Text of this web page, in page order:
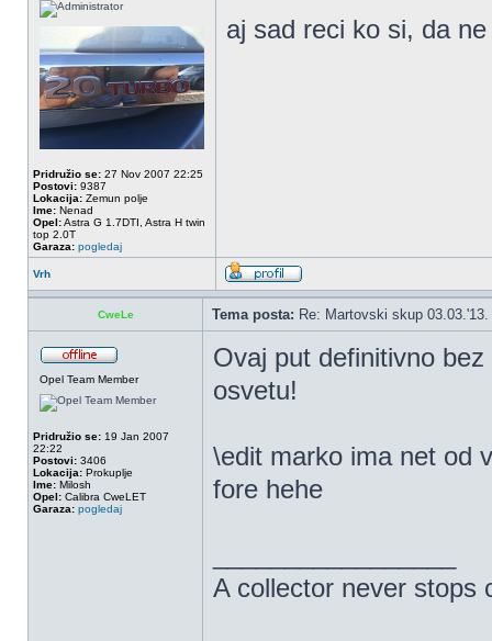
Pridružio se: 27 Nov 2007 22:25
Postovi: 9387
Lokacija: Zemun polje
Ime: Nenad
Opel:Astra G 1.7DTI, Astra H twin
top 2.0T
Garaza: pogledaj
aj sad reci ko si, da
Vrh
CweLe Tema posta: Re: Martovski skup 03.03.'13.
Opel Team Member
Pridružio se: 19 Jan 2007
22:22
Postovi: 3406
Lokacija: Prokuplje
Ime: Milosh
Opel: Calibra CweLET
Garaza: pogledaj
Ovaj put definitivno
osvetu!
\edit marko ima net od
fore hehe
A collector never stops